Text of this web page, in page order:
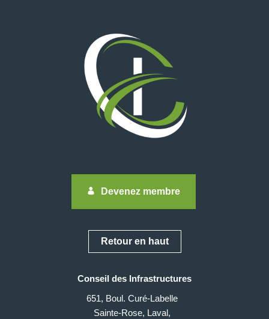
Devenez membre
Retour en haut
Conseil des Infrastructures
651, Boul. Curé-Labelle
Sainte-Rose, Laval,